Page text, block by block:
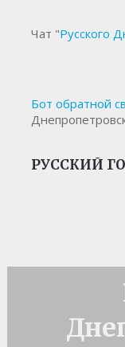
Чат "Русского
Бот обратной
РУССКИЙ